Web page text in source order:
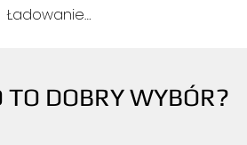
Ładowanie…
TO DOBRY WYBÓR?